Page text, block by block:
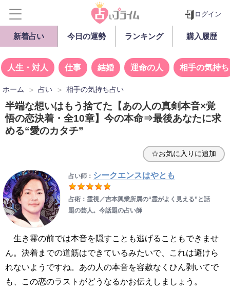
ログイン
新着占い 今日の運勢 ランキング 購入履歴
人生・対人 仕事 結婚 運命の人 相手の気持ち
ホーム 占い 相手の気持ち占い
半端な想いはもう捨てた【あの人の真剣本音×覚
悟の恋決着・全10章】今の本命⇒最後あなたに求
める“愛のカタチ”
☆お気に入りに追加
占い師： シークエンスはやとも
占術：霊視／吉本興業所属の“霊がよく見える”と話
題の芸人。今話題の占い師
生き霊の前では本音を隠すことも逃げることもできませ
ん。決着までの道筋はできているみたいで、これは避けら
れないようですね。あの人の本音を容赦なくひん剥いてで
も、この恋のラストがどうなるかお伝えしましょう。